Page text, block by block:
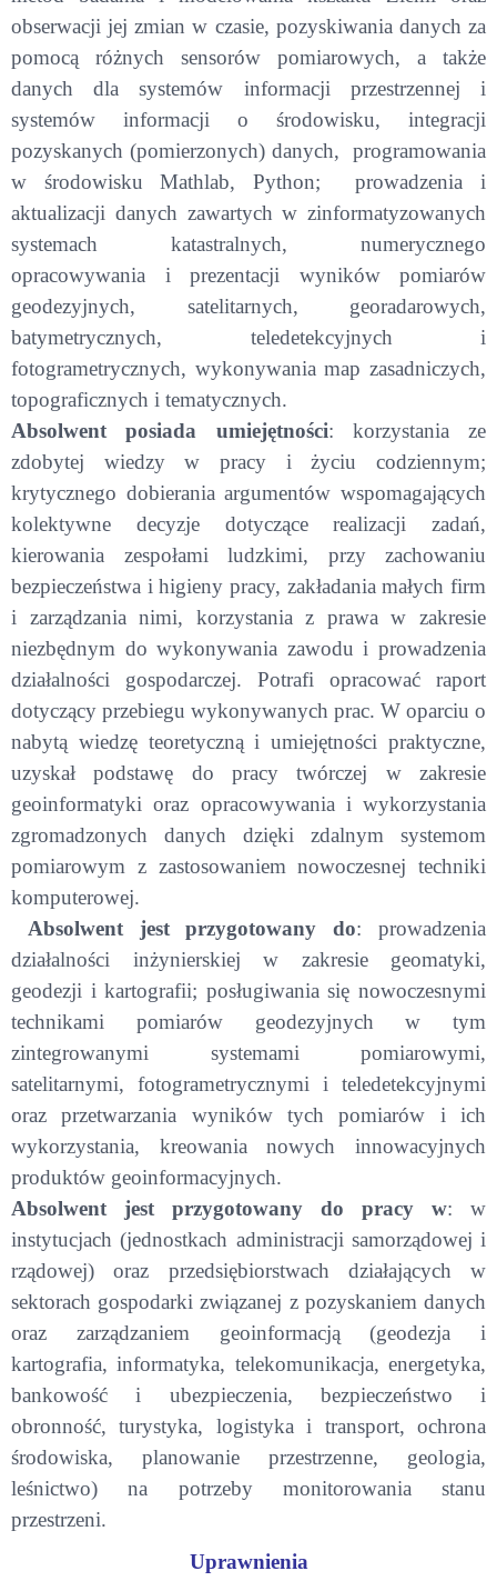
obserwacji jej zmian w czasie, pozyskiwania danych za
pomocą różnych sensorów pomiarowych, a także
danych dla systemów informacji przestrzennej i
systemów informacji o środowisku, integracji
pozyskanych (pomierzonych) danych, programowania
w środowisku Mathlab, Python; prowadzenia i
aktualizacji danych zawartych w zinformatyzowanych
systemach katastralnych, numerycznego
opracowywania i prezentacji wyników pomiarów
geodezyjnych, satelitarnych, georadarowych,
batymetrycznych, teledetekcyjnych i
fotogrametrycznych, wykonywania map zasadniczych,
topograficznych i tematycznych.
Absolwent posiada umiejętności: korzystania ze
zdobytej wiedzy w pracy i życiu codziennym;
krytycznego dobierania argumentów wspomagających
kolektywne decyzje dotyczące realizacji zadań,
kierowania zespołami ludzkimi, przy zachowaniu
bezpieczeństwa i higieny pracy, zakładania małych firm
i zarządzania nimi, korzystania z prawa w zakresie
niezbędnym do wykonywania zawodu i prowadzenia
działalności gospodarczej. Potrafi opracować raport
dotyczący przebiegu wykonywanych prac. W oparciu o
nabytą wiedzę teoretyczną i umiejętności praktyczne,
uzyskał podstawę do pracy twórczej w zakresie
geoinformatyki oraz opracowywania i wykorzystania
zgromadzonych danych dzięki zdalnym systemom
pomiarowym z zastosowaniem nowoczesnej techniki
komputerowej.
Absolwent jest przygotowany do: prowadzenia
działalności inżynierskiej w zakresie geomatyki,
geodezji i kartografii; posługiwania się nowoczesnymi
technikami pomiarów geodezyjnych w tym
zintegrowanymi systemami pomiarowymi,
satelitarnymi, fotogrametrycznymi i teledetekcyjnymi
oraz przetwarzania wyników tych pomiarów i ich
wykorzystania, kreowania nowych innowacyjnych
produktów geoinformacyjnych.
Absolwent jest przygotowany do pracy w: w
instytucjach (jednostkach administracji samorządowej i
rządowej) oraz przedsiębiorstwach działających w
sektorach gospodarki związanej z pozyskaniem danych
oraz zarządzaniem geoinformacją (geodezja i
kartografia, informatyka, telekomunikacja, energetyka,
bankowość i ubezpieczenia, bezpieczeństwo i
obronność, turystyka, logistyka i transport, ochrona
środowiska, planowanie przestrzenne, geologia,
leśnictwo) na potrzeby monitorowania stanu
przestrzeni.
Uprawnienia